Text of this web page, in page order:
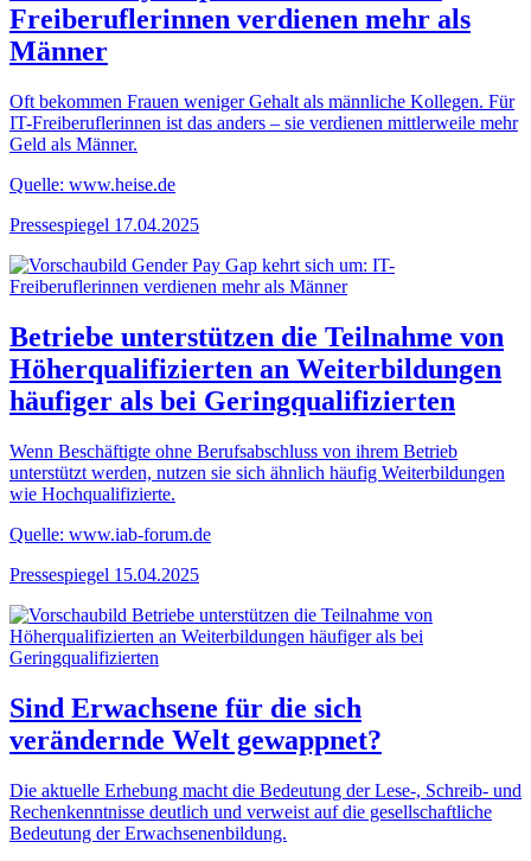
Freiberuflerinnen verdienen mehr als
Männer
Oft bekommen Frauen weniger Gehalt als männliche Kollegen. Für
IT-Freiberuflerinnen ist das anders ‒ sie verdienen mittlerweile mehr
Geld als Männer.
Quelle: www.heise.de
Pressespiegel 17.04.2025
Betriebe unterstützen die Teilnahme von
Höherqualifizierten an Weiterbildungen
häufiger als bei Geringqualifizierten
Wenn Beschäftigte ohne Berufsabschluss von ihrem Betrieb
unterstützt werden, nutzen sie sich ähnlich häufig Weiterbildungen
wie Hochqualifizierte.
Quelle: www.iab-forum.de
Pressespiegel 15.04.2025
Sind Erwachsene für die sich
verändernde Welt gewappnet?
Die aktuelle Erhebung macht die Bedeutung der Lese-, Schreib- und
Rechenkenntnisse deutlich und verweist auf die gesellschaftliche
Bedeutung der Erwachsenenbildung.